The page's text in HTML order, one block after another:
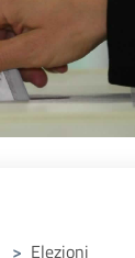
> Elezioni